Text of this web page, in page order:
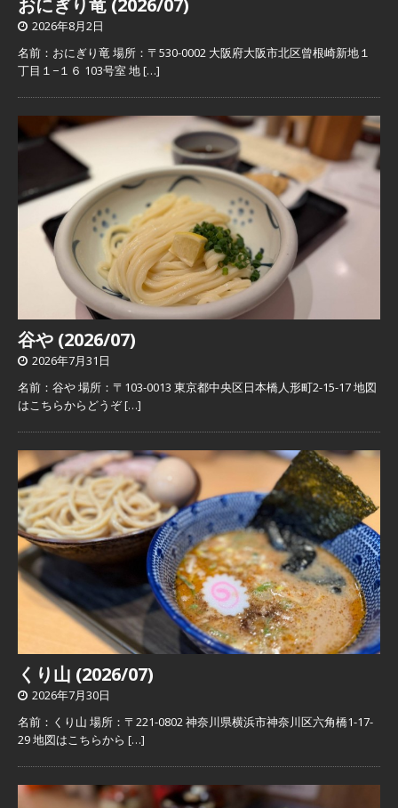
おにぎり竜 (2026/07)
2026年8月2日
名前：おにぎり竜 場所：〒530-0002 大阪府大阪市北区曾根崎新地１
丁目１−１６ 103号室 地[…]
谷や (2026/07)
2026年7月31日
名前：谷や 場所：〒103-0013 東京都中央区日本橋人形町2-15-17 地図
はこちらからどうぞ[…]
くり山 (2026/07)
2026年7月30日
名前：くり山 場所：〒221-0802 神奈川県横浜市神奈川区六角橋1-17-
29 地図はこちらから […]